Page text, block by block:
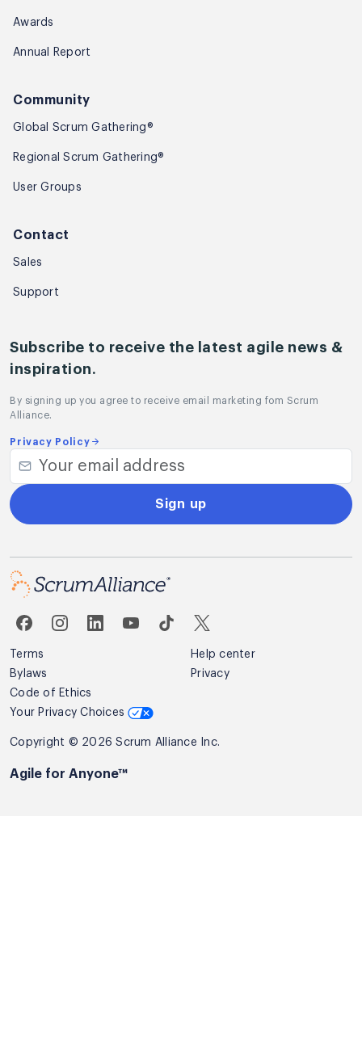
Awards
Annual Report
Community
Global Scrum Gathering®
Regional Scrum Gathering®
User Groups
Contact
Sales
Support
Subscribe to receive the latest agile news &
inspiration.
By signing up you agree to receive email marketing fom Scrum
Alliance.
Privacy Policy
Sign up
Terms
Help center
Bylaws
Privacy
Code of Ethics
Your Privacy Choices
Copyright © 2026 Scrum Alliance Inc.
Agile for Anyone™